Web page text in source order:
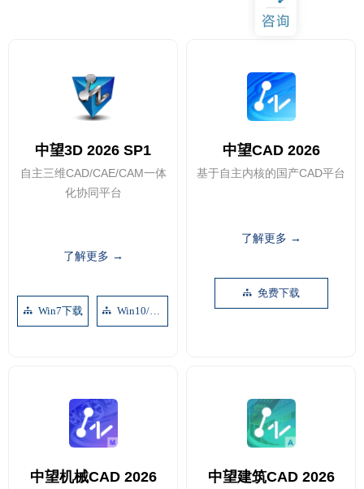
中望3D 2026 SP1
自主三维CAD/CAE/CAM一体
化协同平台
뀒 Win7下载 뀒 Win10/11下载
了解更多 →
中望CAD 2026
基于自主内核的国产CAD平台
了解更多 →
뀒 免费下载
中望机械CAD 2026 中望建筑CAD 2026